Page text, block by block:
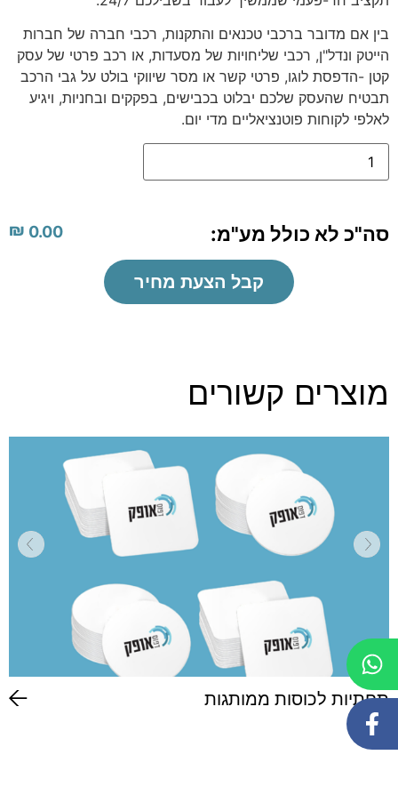
בין אם מדובר ברכבי טכנאים והתקנות, רכבי חברה של חברות
הייטק ונדל"ן, רכבי שליחויות של מסעדות, או רכב פרטי של עסק
קטן -הדפסת לוגו, פרטי קשר או מסר שיווקי בולט על גבי הרכב
תבטיח שהעסק שלכם יבלוט בכבישים, בפקקים ובחניות, ויגיע
לאלפי לקוחות פוטנציאליים מדי יום.
סה"כ לא כולל מע"מ: ₪ 0.00
קבל הצעת מחיר
מוצרים קשורים
תחתיות לכוסות ממותגות